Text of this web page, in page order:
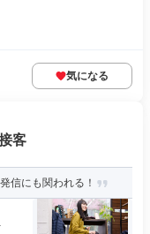
気になる
客
信にも関われる！